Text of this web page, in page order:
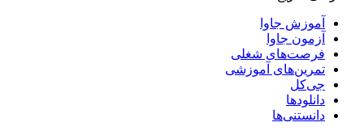
آموزش جاوا
آزمون جاوا
فرصت‌های شغلی
تمرین‌های آموزشی
جی‌کل
دانلودها
دانستنی‌ها